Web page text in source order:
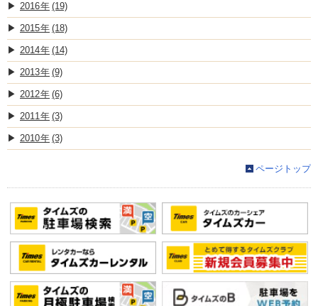
2016 (19)
2015 (18)
2014 (14)
2013 (9)
2012 (6)
2011 (3)
2010 (3)
ページトップ